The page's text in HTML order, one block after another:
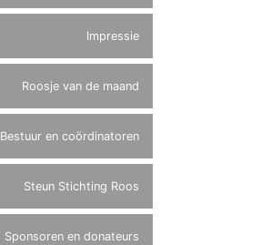
Impressie
Roosje van de maand
Bestuur en coördinatoren
Steun Stichting Roos
Sponsoren en donateurs